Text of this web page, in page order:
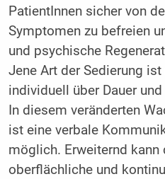
PatientInnen sicher von
Symptomen zu befreien
und psychische
Jene Art der Sedierung
individuell über Dauer
In diesem veränderten
ist eine verbale
möglich. Erweiternd kann
oberflächliche und